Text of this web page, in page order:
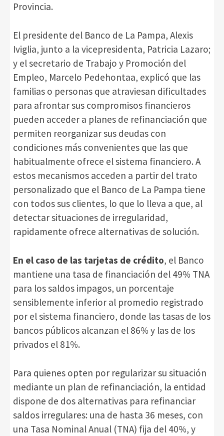
Provincia.
El presidente del Banco de La Pampa, Alexis
Iviglia, junto a la vicepresidenta, Patricia Lazaro;
y el secretario de Trabajo y Promoción del
Empleo, Marcelo Pedehontaa, explicó que las
familias o personas que atraviesan dificultades
para afrontar sus compromisos financieros
pueden acceder a planes de refinanciación que
permiten reorganizar sus deudas con
condiciones más convenientes que las que
habitualmente ofrece el sistema financiero. A
estos mecanismos acceden a partir del trato
personalizado que el Banco de La Pampa tiene
con todos sus clientes, lo que lo lleva a que, al
detectar situaciones de irregularidad,
rapidamente ofrece alternativas de solución.
En el caso de las tarjetas de crédito, el Banco
mantiene una tasa de financiación del 49% TNA
para los saldos impagos, un porcentaje
sensiblemente inferior al promedio registrado
por el sistema financiero, donde las tasas de los
bancos públicos alcanzan el 86% y las de los
privados el 81%.
Para quienes opten por regularizar su situación
mediante un plan de refinanciación, la entidad
dispone de dos alternativas para refinanciar
saldos irregulares: una de hasta 36 meses, con
una Tasa Nominal Anual (TNA) fija del 40%, y